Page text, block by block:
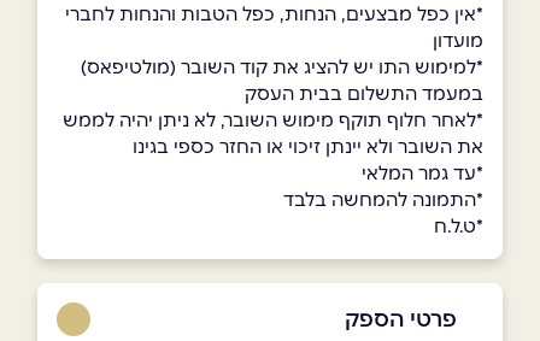
*אין כפל מבצעים, הנחות, כפל הטבות והנחות לחברי
מועדון
*למימוש התו יש להציג את קוד השובר (מולטיפאס)
במעמד התשלום בבית העסק
*לאחר חלוף תוקף מימוש השובר, לא ניתן יהיה לממש
את השובר ולא יינתן זיכוי או החזר כספי בגינו
*עד גמר המלאי
*התמונה להמחשה בלבד
*ט.ל.ח
פרטי הספק